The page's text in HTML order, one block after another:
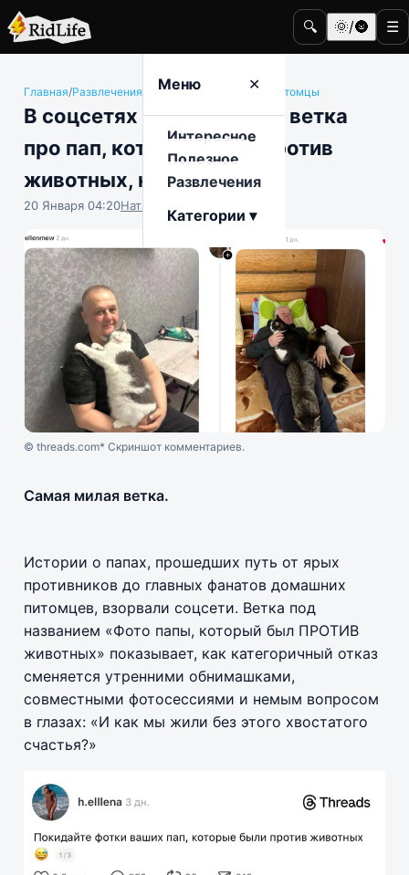
🔍 🌞/🌚 ☰
Меню ✕
Интересное
Полезное
Развлечения
Категории ▾
Главная/Развлечения Животные и домашние питомцы
В соцсетях завирусилась ветка
про пап, которые были против
животных, но сдались
20 Января 04:20Наталья Герасимова
© threads.com* Скриншот комментариев.
Самая милая ветка.
Истории о папах, прошедших путь от ярых
противников до главных фанатов домашних
питомцев, взорвали соцсети. Ветка под
названием «Фото папы, который был ПРОТИВ
животных» показывает, как категоричный отказ
сменяется утренними обнимашками,
совместными фотосессиями и немым вопросом
в глазах: «И как мы жили без этого хвостатого
счастья?»